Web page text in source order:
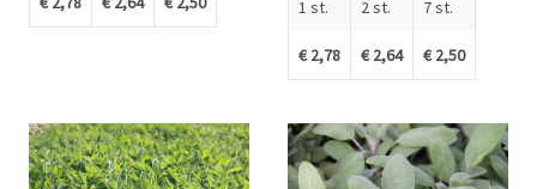
1 st.
€ 2,78
2 st.
€ 2,64
7 st.
€ 2,50